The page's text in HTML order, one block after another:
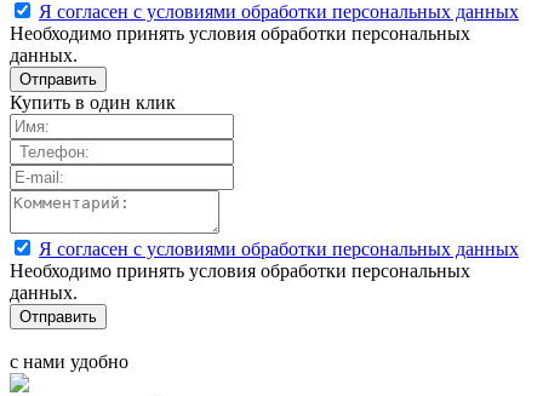
Я согласен с условиями обработки персональных данных
Необходимо принять условия обработки персональных
данных.
Купить в один клик
Я согласен с условиями обработки персональных данных
Необходимо принять условия обработки персональных
данных.
с нами удобно